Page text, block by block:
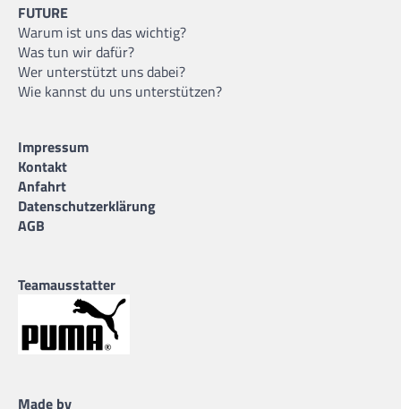
FUTURE
Warum ist uns das wichtig?
Was tun wir dafür?
Wer unterstützt uns dabei?
Wie kannst du uns unterstützen?
Impressum
Kontakt
Anfahrt
Datenschutzerklärung
AGB
Teamausstatter
Made by